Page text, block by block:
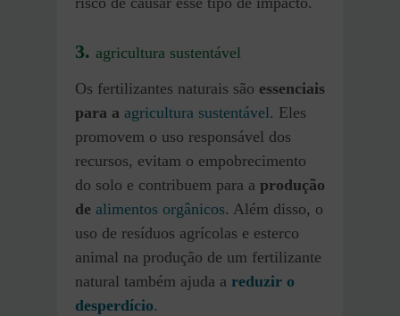
3. agricultura sustentável
Os fertilizantes naturais são essenciais
para a agricultura sustentável. Eles
promovem o uso responsável dos
recursos, evitam o empobrecimento
do solo e contribuem para a produção
de alimentos orgânicos. Além disso, o
uso de resíduos agrícolas e esterco
animal na produção de um fertilizante
natural também ajuda a reduzir o
desperdício.